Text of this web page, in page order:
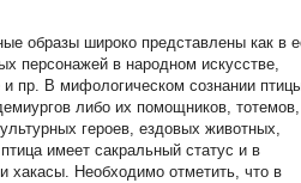
образы широко представлены как в
персонажей в народном искусстве,
и пр. В мифологическом сознании
либо их помощников, тотемов,
героев, ездовых животных,
имеет сакральный статус и в
хакасы. Необходимо отметить, что в